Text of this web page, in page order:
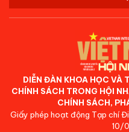
DIỄN ĐÀN KHOA HỌC VÀ
CHÍNH SÁCH TRONG HỘI
CHÍNH SÁCH,
Giấy phép hoạt động Tạp chí
10/